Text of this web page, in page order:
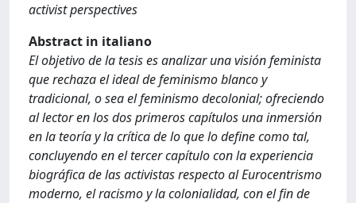
activist perspectives
Abstract in italiano
El objetivo de la tesis es analizar una visión feminista
que rechaza el ideal de feminismo blanco y
tradicional, o sea el feminismo decolonial; ofreciendo
al lector en los dos primeros capítulos una inmersión
en la teoría y la crítica de lo que lo define como tal,
concluyendo en el tercer capítulo con la experiencia
biográfica de las activistas respecto al Eurocentrismo
moderno, el racismo y la colonialidad, con el fin de